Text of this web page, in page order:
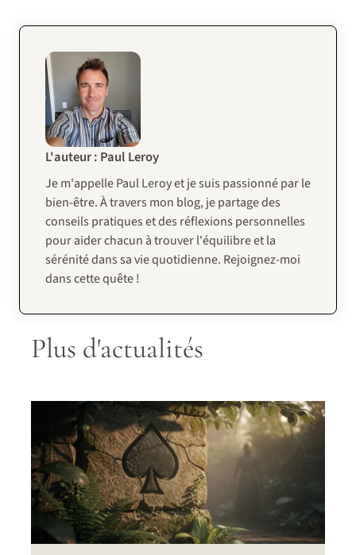
L'auteur : Paul Leroy
Je m'appelle Paul Leroy et je suis passionné par le
bien-être. À travers mon blog, je partage des
conseils pratiques et des réflexions personnelles
pour aider chacun à trouver l'équilibre et la
sérénité dans sa vie quotidienne. Rejoignez-moi
dans cette quête !
Plus d'actualités